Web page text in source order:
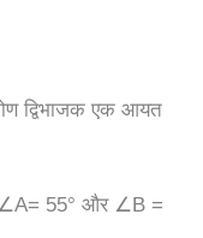
द्विभाजक एक आयत
∠A= 55° और ∠B =